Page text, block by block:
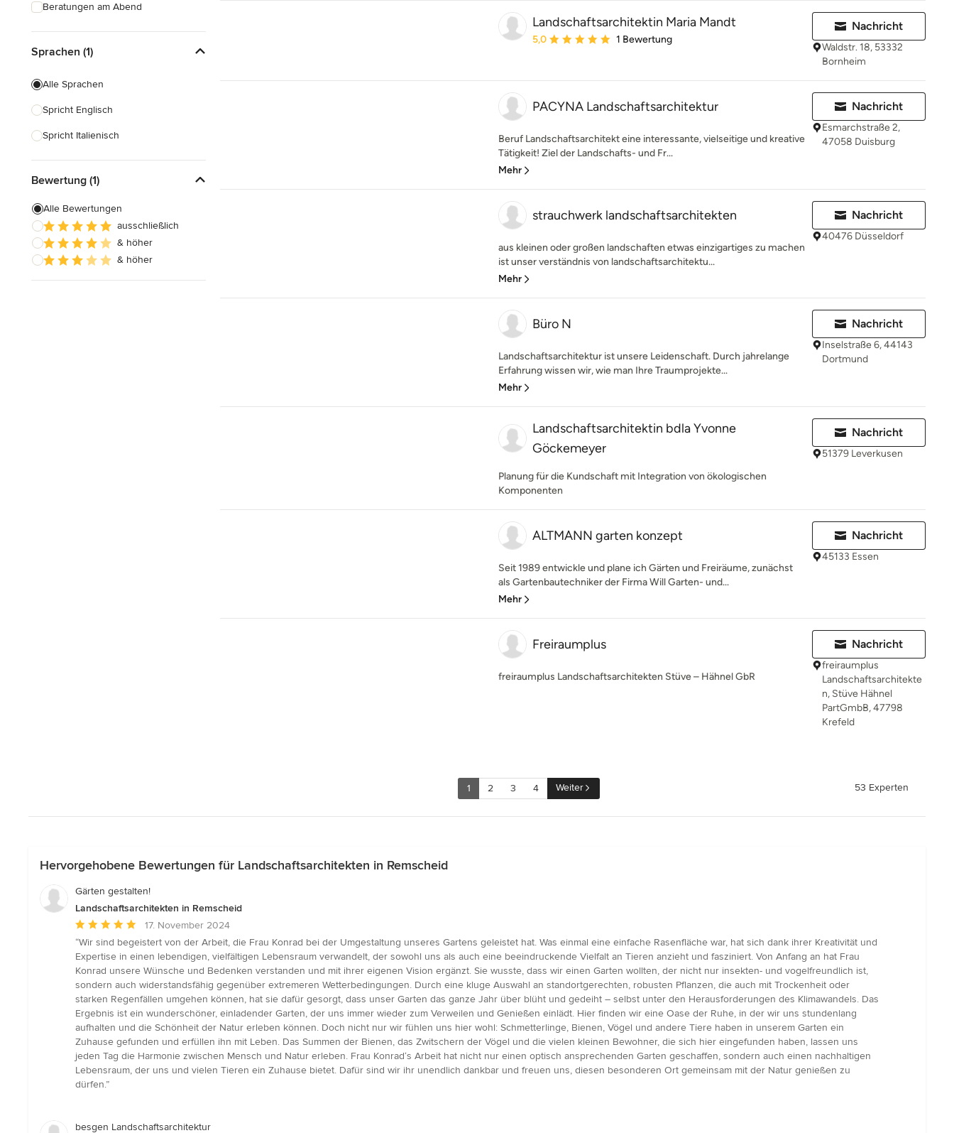
Beratungen am Abend
Sprachen (1)
Alle Sprachen
Spricht Englisch
Spricht Italienisch
Bewertung (1)
Alle Bewertungen
ausschließlich
& höher
& höher
Landschaftsarchitektin Maria Mandt
Durchschnittliche Bewertung: 5 von 5 Sternen
5,0 1 Bewertung
Nachricht
Waldstr. 18, 53332
Bornheim
PACYNA Landschaftsarchitektur
Beruf Landschaftsarchitekt eine interessante, vielseitige und kreative
Tätigkeit! Ziel der Landschafts- und Fr...
Mehr
Nachricht
Esmarchstraße 2,
47058 Duisburg
strauchwerk landschaftsarchitekten
aus kleinen oder großen landschaften etwas einzigartiges zu machen
ist unser verständnis von landschaftsarchitektu...
Mehr
Nachricht
40476 Düsseldorf
Büro N
Landschaftsarchitektur ist unsere Leidenschaft. Durch jahrelange
Erfahrung wissen wir, wie man Ihre Traumprojekte...
Mehr
Nachricht
Inselstraße 6, 44143
Dortmund
Landschaftsarchitektin bdla Yvonne
Göckemeyer
Planung für die Kundschaft mit Integration von ökologischen
Komponenten
Nachricht
51379 Leverkusen
ALTMANN garten konzept
Seit 1989 entwickle und plane ich Gärten und Freiräume, zunächst
als Gartenbautechniker der Firma Will Garten- und...
Mehr
Nachricht
45133 Essen
Freiraumplus
freiraumplus Landschaftsarchitekten Stüve – Hähnel GbR
Nachricht
freiraumplus
Landschaftsarchitekte
n, Stüve Hähnel
PartGmbB, 47798
Krefeld
1 2 3 4 Weiter 53 Experten
Hervorgehobene Bewertungen für Landschaftsarchitekten in Remscheid
Gärten gestalten!
Landschaftsarchitekten in Remscheid
Durchschnittliche
Bewertung:
5
von
5
Sternen
17. November 2024
“Wir sind begeistert von der Arbeit, die Frau Konrad bei der Umgestaltung unseres Gartens geleistet hat. Was einmal eine einfache Rasenfläche war, hat sich dank ihrer Kreativität und
Expertise in einen lebendigen, vielfältigen Lebensraum verwandelt, der sowohl uns als auch eine beeindruckende Vielfalt an Tieren anzieht und fasziniert. Von Anfang an hat Frau
Konrad unsere Wünsche und Bedenken verstanden und mit ihrer eigenen Vision ergänzt. Sie wusste, dass wir einen Garten wollten, der nicht nur insekten- und vogelfreundlich ist,
sondern auch widerstandsfähig gegenüber extremeren Wetterbedingungen. Durch eine kluge Auswahl an standortgerechten, robusten Pflanzen, die auch mit Trockenheit oder
starken Regenfällen umgehen können, hat sie dafür gesorgt, dass unser Garten das ganze Jahr über blüht und gedeiht – selbst unter den Herausforderungen des Klimawandels. Das
Ergebnis ist ein wunderschöner, einladender Garten, der uns immer wieder zum Verweilen und Genießen einlädt. Hier finden wir eine Oase der Ruhe, in der wir uns stundenlang
aufhalten und die Schönheit der Natur erleben können. Doch nicht nur wir fühlen uns hier wohl: Schmetterlinge, Bienen, Vögel und andere Tiere haben in unserem Garten ein
Zuhause gefunden und erfüllen ihn mit Leben. Das Summen der Bienen, das Zwitschern der Vögel und die vielen kleinen Bewohner, die sich hier eingefunden haben, lassen uns
jeden Tag die Harmonie zwischen Mensch und Natur erleben. Frau Konrad‘s Arbeit hat nicht nur einen optisch ansprechenden Garten geschaffen, sondern auch einen nachhaltigen
Lebensraum, der uns und vielen Tieren ein Zuhause bietet. Dafür sind wir ihr unendlich dankbar und freuen uns, diesen besonderen Ort gemeinsam mit der Natur genießen zu
dürfen.”
besgen Landschaftsarchitektur